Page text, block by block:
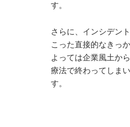
す。
さらに、インシデン
こった直接的なきっ
よっては企業風土か
療法で終わってしま
す。